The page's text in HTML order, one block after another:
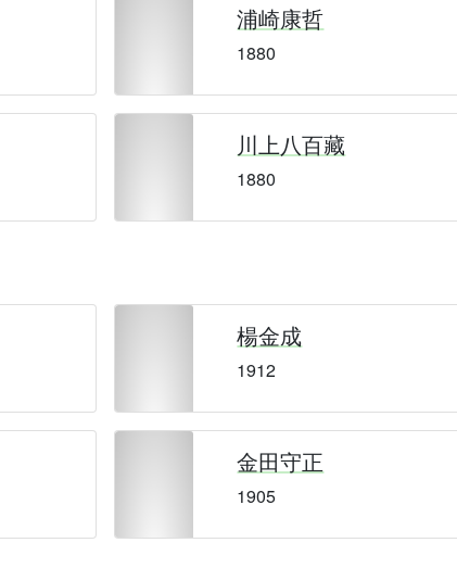
浦崎康哲
1880
川上八百藏
1880
楊金成
1912
金田守正
1905